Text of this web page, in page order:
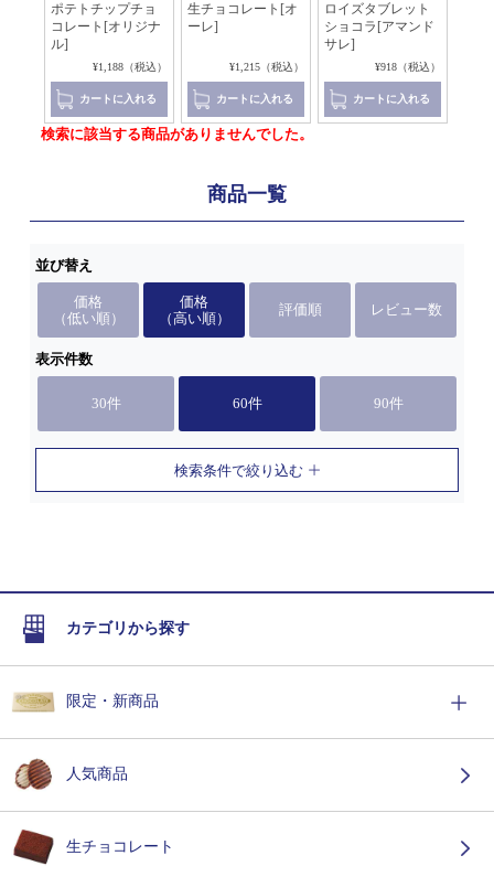
ポテトチップチョ
コレート[オリジナ
ル]
¥1,188（税込）
カートに入れる
生チョコレート[オ
ーレ]
¥1,215（税込）
カートに入れる
ロイズタブレット
ショコラ[アマンド
サレ]
¥918（税込）
カートに入れる
検索に該当する商品がありませんでした。
商品一覧
並び替え
価格
（低い順）
価格
（高い順）
評価順 レビュー数
表示件数
30件 60件 90件
検索条件で絞り込む
カテゴリから探す
限定・新商品
人気商品
生チョコレート